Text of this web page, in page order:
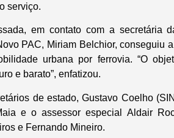
serviço.
em contato com a secretária
PAC, Miriam Belchior, conseguiu
urbana por ferrovia. “O
e barato”, enfatizou.
de estado, Gustavo Coelho
e o assessor especial Aldair
e Fernando Mineiro.